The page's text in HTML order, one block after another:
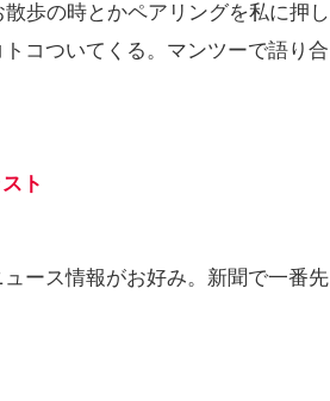
歩の時とかペアリングを私に押し
コついてくる。マンツーで語り合
ト
ース情報がお好み。新聞で一番先